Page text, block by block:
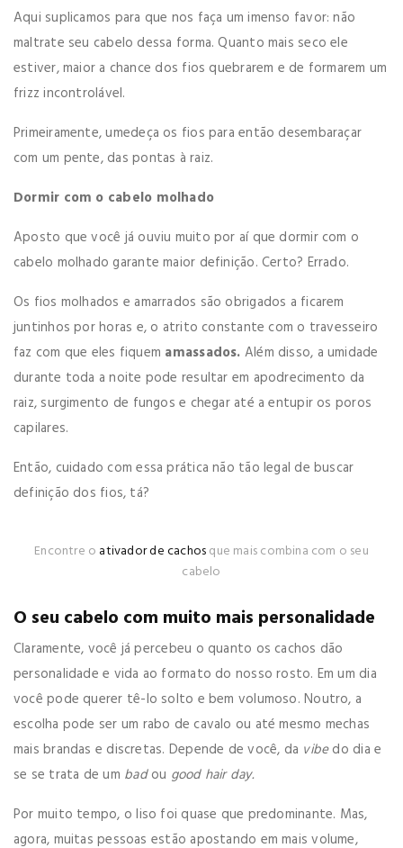
Aqui suplicamos para que nos faça um imenso favor: não
maltrate seu cabelo dessa forma. Quanto mais seco ele
estiver, maior a chance dos fios quebrarem e de formarem um
frizz incontrolável.
Primeiramente, umedeça os fios para então desembaraçar
com um pente, das pontas à raiz.
Dormir com o cabelo molhado
Aposto que você já ouviu muito por aí que dormir com o
cabelo molhado garante maior definição. Certo? Errado.
Os fios molhados e amarrados são obrigados a ficarem
juntinhos por horas e, o atrito constante com o travesseiro
faz com que eles fiquem amassados. Além disso, a umidade
durante toda a noite pode resultar em apodrecimento da
raiz, surgimento de fungos e chegar até a entupir os poros
capilares.
Então, cuidado com essa prática não tão legal de buscar
definição dos fios, tá?
Encontre o ativador de cachosque mais combina com o seu
cabelo
O seu cabelo com muito mais personalidade
Claramente, você já percebeu o quanto os cachos dão
personalidade e vida ao formato do nosso rosto. Em um dia
você pode querer tê-lo solto e bem volumoso. Noutro, a
escolha pode ser um rabo de cavalo ou até mesmo mechas
mais brandas e discretas. Depende de você, da vibedo dia e
se se trata de um badou good hair day.
Por muito tempo, o liso foi quase que predominante. Mas,
agora, muitas pessoas estão apostando em mais volume,